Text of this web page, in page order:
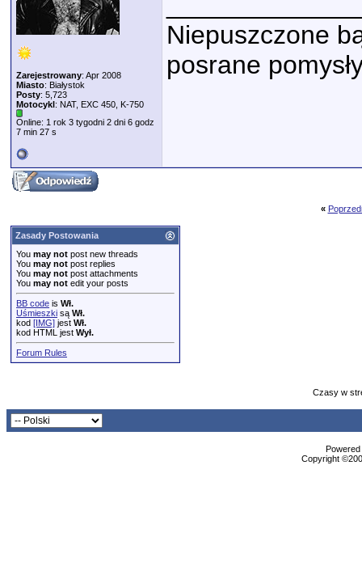
Zarejestrowany: Apr 2008
Miasto: Białystok
Posty: 5,723
Motocykl: NAT, EXC 450, K-750
Online: 1 rok 3 tygodni 2 dni 6 godz
7 min 27 s
Niepuszczone
posrane
«
Zasady Postowania
You may not post new threads
You may not post replies
You may not post attachments
You may not edit your posts
BB code is Wł.
Uśmieszki są Wł.
kod [IMG] jest Wł.
kod HTML jest Wył.
Forum Rules
Czasy w
Copyright